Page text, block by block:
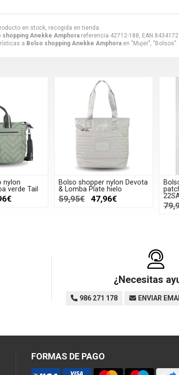
en stock, recogida en tienda.
shopping Anekke Amphora referencia 42712-188, EAN
a Bolso shopping Anekke Amphora en "Mujer", "Bolsos".
nylon
verde Tail
Bolso shopper nylon Devota
& Lomba Plate hielo
59,95€ 47,96€
¿Necesitas
986 271 178 ENVIAR
FORMAS DE PAGO